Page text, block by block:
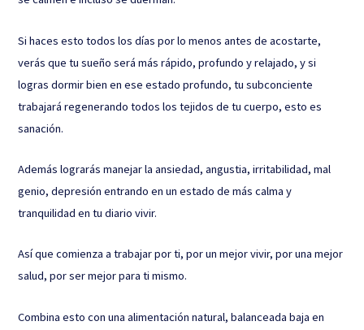
Si haces esto todos los días por lo menos antes de acostarte,
verás que tu sueño será más rápido, profundo y relajado, y si
logras dormir bien en ese estado profundo, tu subconciente
trabajará regenerando todos los tejidos de tu cuerpo, esto es
sanación.
Además lograrás manejar la ansiedad, angustia, irritabilidad, mal
genio, depresión entrando en un estado de más calma y
tranquilidad en tu diario vivir.
Así que comienza a trabajar por ti, por un mejor vivir, por una mejor
salud, por ser mejor para ti mismo.
Combina esto con una alimentación natural, balanceada baja en